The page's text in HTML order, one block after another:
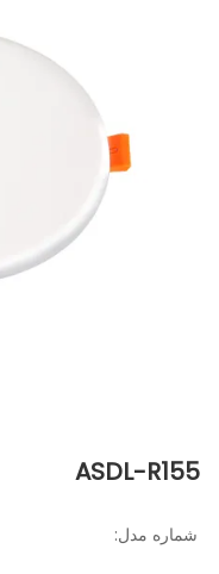
ASDL-R155
شماره مدل: